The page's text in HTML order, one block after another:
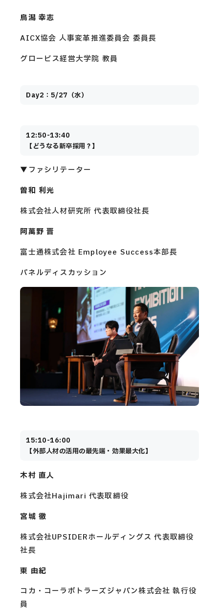
鳥潟 幸志
AICX協会 人事変革推進委員会 委員長
グロービス経営大学院 教員
Day2：5/27（水）
12:50-13:40
【どうなる新卒採用？】
▼ファシリテーター
曽和 利光
株式会社人材研究所 代表取締役社長
阿萬野 晋
富士通株式会社 Employee Success本部長
パネルディスカッション
15:10-16:00
【外部人材の活用の最先端・効果最大化】
木村 直人
株式会社Hajimari 代表取締役
宮城 徹
株式会社UPSIDERホールディングス 代表取締役
社長
東 由紀
コカ・コーラボトラーズジャパン株式会社 執行役
員